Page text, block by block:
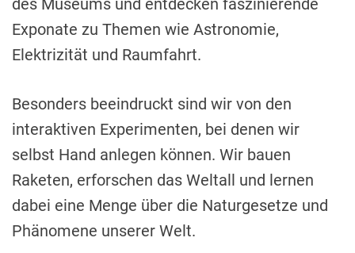
des Museums und entdecken faszinierende
Exponate zu Themen wie Astronomie,
Elektrizität und Raumfahrt.
Besonders beeindruckt sind wir von den
interaktiven Experimenten, bei denen wir
selbst Hand anlegen können. Wir bauen
Raketen, erforschen das Weltall und lernen
dabei eine Menge über die Naturgesetze und
Phänomene unserer Welt.